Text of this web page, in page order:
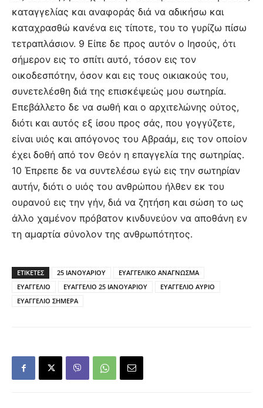
καταγγελίας και αναφοράς διά να αδικήσω και
καταχρασθώ κανένα εις τίποτε, του το γυρίζω πίσω
τετραπλάσιον. 9 Είπε δε προς αυτόν ο Ιησούς, ότι
σήμερον εις το σπίτι αυτό, τόσον εις τον
οικοδεσπότην, όσον και εις τους οικιακούς του,
συνετελέσθη διά της επισκέψεώς μου σωτηρία.
Επεβάλλετο δε να σωθή και ο αρχιτελώνης ούτος,
διότι και αυτός εξ ίσου προς σάς, που γογγύζετε,
είναι υιός και απόγονος του Αβραάμ, εις τον οποίον
έχει δοθή από τον Θεόν η επαγγελία της σωτηρίας.
10 Έπρεπε δε να συντελέσω εγώ εις την σωτηρίαν
αυτήν, διότι ο υιός του ανθρώπου ήλθεν εκ του
ουρανού εις την γήν, διά να ζητήση και σώση το ως
άλλο χαμένον πρόβατον κινδυνεύον να αποθάνη εν
τη αμαρτία σύνολον της ανθρωπότητος.
ΕΤΙΚΕΤΕΣ 25 ΙΑΝΟΥΑΡΙΟΥ
ΕΥΑΓΓΕΛΙΚΟ ΑΝΑΓΝΩΣΜΑ
ΕΥΑΓΓΕΛΙΟ
ΕΥΑΓΓΕΛΙΟ 25 ΙΑΝΟΥΑΡΙΟΥ
ΕΥΑΓΓΕΛΙΟ ΑΥΡΙΟ
ΕΥΑΓΓΕΛΙΟ ΣΗΜΕΡΑ